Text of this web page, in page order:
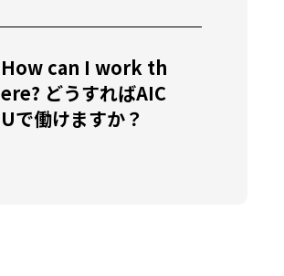
How can I work th
ere? どうすればAIC
Uで働けますか？